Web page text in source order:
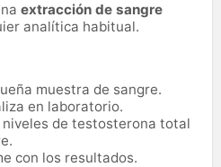
extracción de sangre
analítica habitual.
muestra de sangre.
en laboratorio.
de testosterona total
con los resultados.